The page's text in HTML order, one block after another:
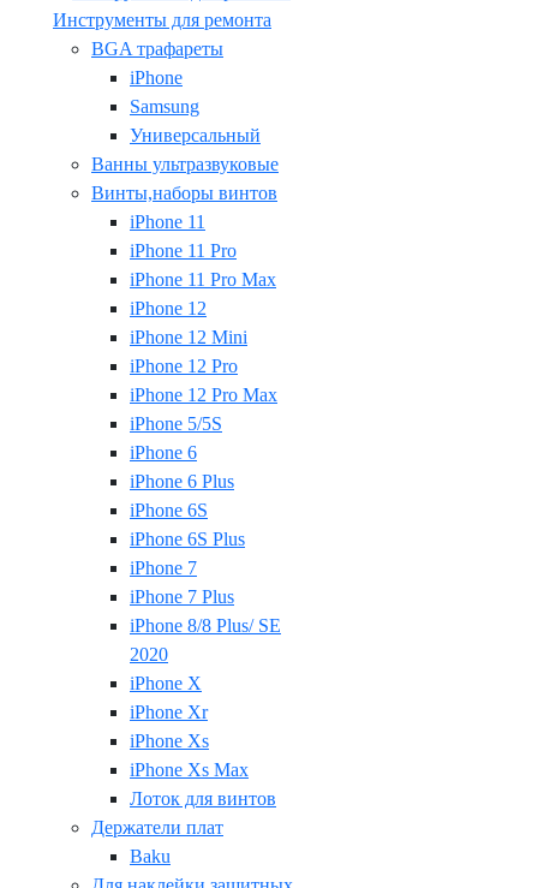
Инструменты для ремонта
BGA трафареты
iPhone
Samsung
Универсальный
Ванны ультразвуковые
Винты,наборы винтов
iPhone 11
iPhone 11 Pro
iPhone 11 Pro Max
iPhone 12
iPhone 12 Mini
iPhone 12 Pro
iPhone 12 Pro Max
iPhone 5/5S
iPhone 6
iPhone 6 Plus
iPhone 6S
iPhone 6S Plus
iPhone 7
iPhone 7 Plus
iPhone 8/8 Plus/ SE
2020
iPhone X
iPhone Xr
iPhone Xs
iPhone Xs Max
Лоток для винтов
Держатели плат
Baku